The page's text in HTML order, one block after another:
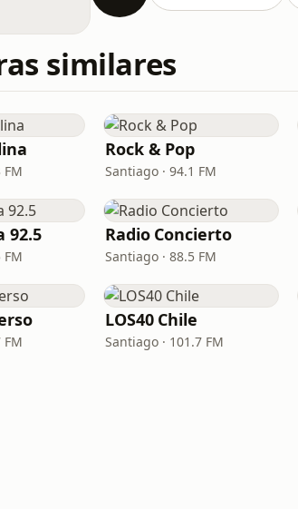
similares
FM
Rock & Pop
Santiago · 94.1 FM
92.5
FM
Radio Concierto
Santiago · 88.5 FM
FM
LOS40 Chile
Santiago · 101.7 FM